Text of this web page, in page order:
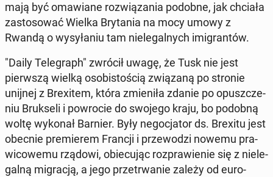
mają być oma­wia­ne roz­wią­za­nia podobne, jak chciała
za­sto­so­wać Wielka Bry­ta­nia na mocy umowy z
Rwandą o wy­sy­ła­niu tam nie­le­gal­nych imi­gran­tów.
"Daily Te­le­graph" zwrócił uwagę, że Tusk nie jest
pierw­szą wielką oso­bi­sto­ścią zwią­za­ną po stronie
unijnej z Bre­xi­tem, która zmie­ni­ła zdanie po opusz­cze­
niu Bruk­se­li i po­wro­cie do swojego kraju, bo podobną
woltę wykonał Barnier. Były ne­go­cja­tor ds. Brexitu jest
obecnie pre­mie­rem Francji i prze­wo­dzi nowemu pra­
wi­co­we­mu rządowi, obie­cu­jąc roz­pra­wie­nie się z nie­le­
gal­ną mi­gra­cją, a jego prze­trwa­nie zależy od eu­ro­